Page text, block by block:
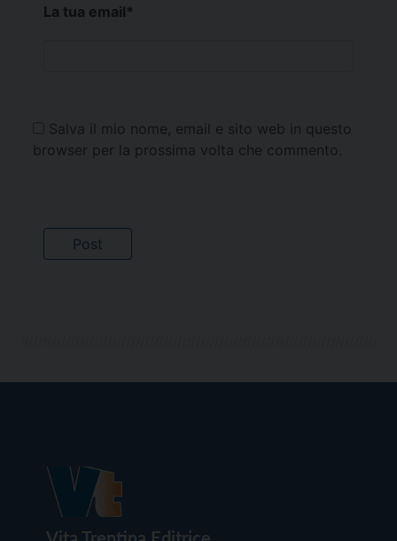
La tua email*
Salva il mio nome, email e sito web in questo
browser per la prossima volta che commento.